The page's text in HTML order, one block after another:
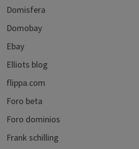
Domisfera
Domobay
Ebay
Elliots blog
flippa.com
Foro beta
Foro dominios
Frank schilling